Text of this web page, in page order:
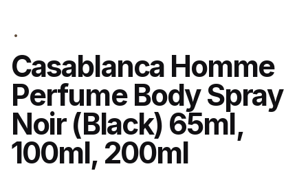
Casablanca Homme
Perfume Body Spray
Noir (Black) 65ml,
100ml, 200ml